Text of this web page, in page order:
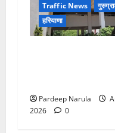
Traffic News
हरियाणा
Pardeep Narula
2026
0